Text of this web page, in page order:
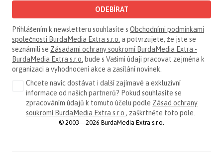
ODEBÍRAT
Přihlášením k newsletteru souhlasíte s Obchodními podmínkami
společnosti BurdaMedia Extra s.r.o. a potvrzujete, že jste se
seznámili se Zásadami ochrany soukromí BurdaMedia Extra -
BurdaMedia Extra s.r.o. bude s Vašimi údaji pracovat zejména k
organizaci a vyhodnocení akce a zasílání novinek.
Chcete navíc dostávat i další zajímavé a exkluzivní
informace od našich partnerů? Pokud souhlasíte se
zpracováním údajů k tomuto účelu podle Zásad ochrany
soukromí BurdaMedia Extra s.r.o., zaškrtněte toto pole.
© 2003—2026 BurdaMedia Extra s.r.o.